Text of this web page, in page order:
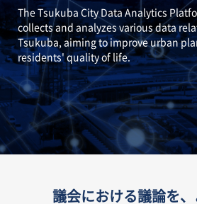
The Tsukuba City Data Analytics
collects and analyzes various data
Tsukuba, aiming to improve urban
residents' quality of life.
議会における議論を、